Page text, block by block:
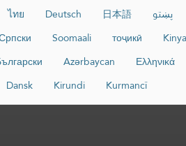
ไทย Deutsch 日本語 پښتو
Soomaali тоҷикӣ
Azərbaycan Ελληνικά
Dansk Kirundi Kurmancî